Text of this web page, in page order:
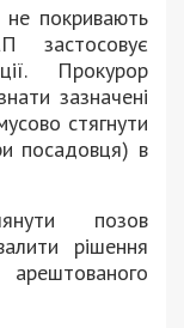
не покривають
застосовує
Прокурор
зазначені
стягнути
посадовця) в
позов
рішення